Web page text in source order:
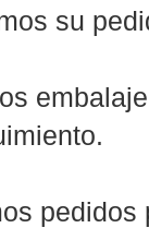
su
pedidos